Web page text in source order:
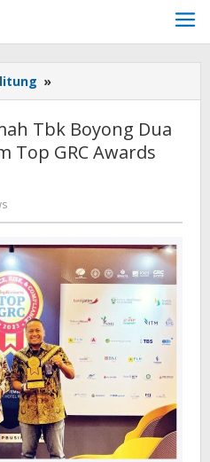
»
Banget,
Timah
Tbk
Dalam
Top
GRC
Awards
2023
Tbk Boyong Dua
Top GRC Awards